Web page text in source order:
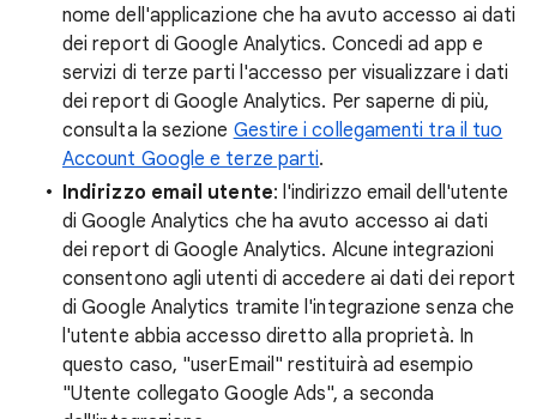
nome dell'applicazione che ha avuto accesso ai dati
dei report di Google Analytics. Concedi ad app e
servizi di terze parti l'accesso per visualizzare i dati
dei report di Google Analytics. Per saperne di più,
consulta la sezione Gestire i collegamenti tra il tuo
Account Google e terze parti.
Indirizzo email utente: l'indirizzo email dell'utente
di Google Analytics che ha avuto accesso ai dati
dei report di Google Analytics. Alcune integrazioni
consentono agli utenti di accedere ai dati dei report
di Google Analytics tramite l'integrazione senza che
l'utente abbia accesso diretto alla proprietà. In
questo caso, "userEmail" restituirà ad esempio
"Utente collegato Google Ads", a seconda